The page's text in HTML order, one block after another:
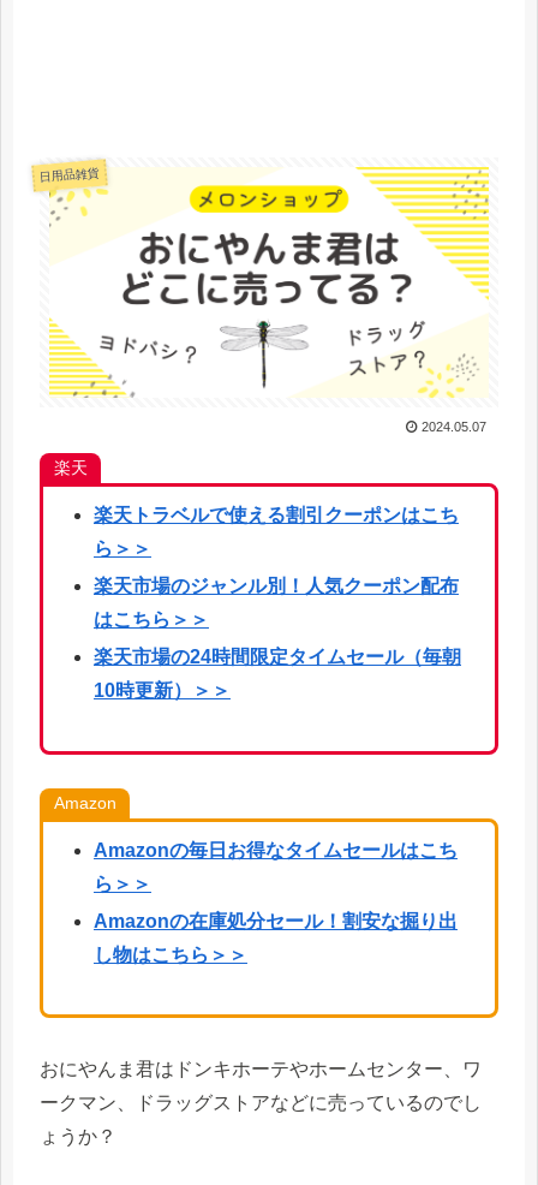
日用品雑貨
2024.05.07
楽天
楽天トラベルで使える割引クーポンはこち
ら ＞＞
楽天市場のジャンル別！人気クーポン配布
はこちら＞＞
楽天市場の24時間限定タイムセール（毎朝
10時更新）＞＞
Amazon
Amazonの毎日お得なタイムセールはこち
ら＞＞
Amazonの在庫処分セール！割安な掘り出
し物はこちら＞＞
おにやんま君はドンキホーテやホームセンター、ワ
ークマン、ドラッグストアなどに売っているのでし
ょうか？